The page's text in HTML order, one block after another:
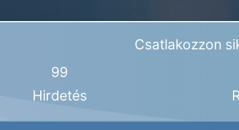
Csatlakozzon
99
Hirdetés